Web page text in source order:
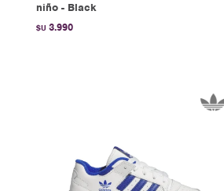
niño - Black
$U 3.990